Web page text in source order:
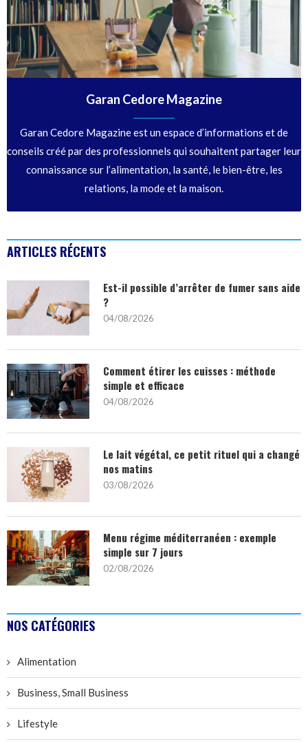
Garan Cedore Magazine
Garan Cedore Magazine est un espace d’informations et de
conseils créé par des professionnels qui souhaitent partager leur
connaissance sur l’alimentation, la santé, le bien-être, les
relations, la mode et la maison.
ARTICLES RÉCENTS
Est-il possible d’arrêter de fumer sans aide
?
04/08/2026
Comment étirer les cuisses : méthode
simple et efficace
04/08/2026
Le lait végétal, ce petit rituel qui a changé
nos matins
03/08/2026
Menu régime méditerranéen : exemple
simple sur 7 jours
02/08/2026
NOS CATÉGORIES
Alimentation
Business, Small Business
Lifestyle